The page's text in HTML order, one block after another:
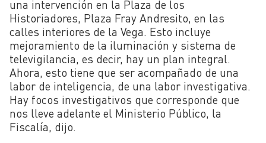
una intervención en la Plaza de los
Historiadores, Plaza Fray Andresito, en las
calles interiores de la Vega. Esto incluye
mejoramiento de la iluminación y sistema de
televigilancia, es decir, hay un plan integral.
Ahora, esto tiene que ser acompañado de una
labor de inteligencia, de una labor investigativa.
Hay focos investigativos que corresponde que
nos lleve adelante el Ministerio Público, la
Fiscalía, dijo.